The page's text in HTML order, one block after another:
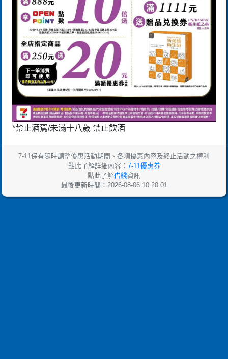
*禁止酒駕/未滿十八歲 禁止飲酒
7-11保有隨時調整優惠活動期間、各項優惠內容及終止活動之權利
點此了解詳細內容： 7-11優惠券
點此了解借錢資訊
最後更新時間：2026-08-06 10:20:01